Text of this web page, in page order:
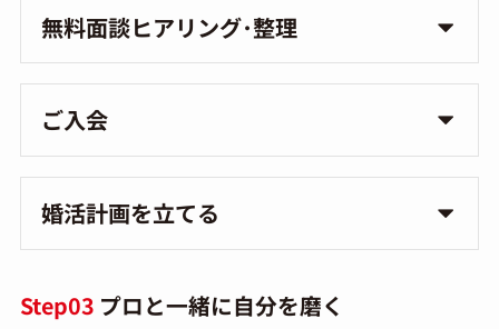
無料面談ヒアリング･整理
ご入会
婚活計画を立てる
Step03 プロと一緒に自分を磨く